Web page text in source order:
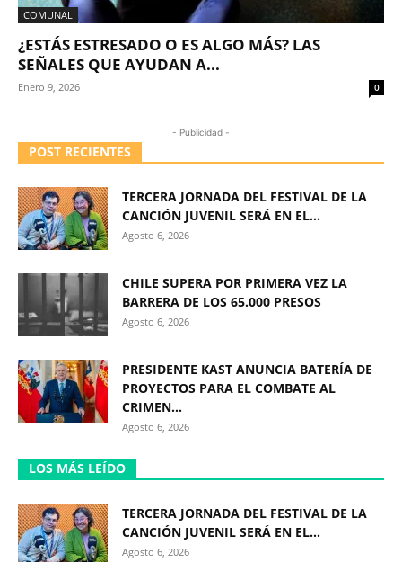
COMUNAL
¿ESTÁS ESTRESADO O ES ALGO MÁS? LAS
SEÑALES QUE AYUDAN A...
Enero 9, 2026 0
- Publicidad -
POST RECIENTES
TERCERA JORNADA DEL FESTIVAL DE LA
CANCIÓN JUVENIL SERÁ EN EL...
Agosto 6, 2026
CHILE SUPERA POR PRIMERA VEZ LA
BARRERA DE LOS 65.000 PRESOS
Agosto 6, 2026
PRESIDENTE KAST ANUNCIA BATERÍA DE
PROYECTOS PARA EL COMBATE AL
CRIMEN...
Agosto 6, 2026
LOS MÁS LEÍDO
TERCERA JORNADA DEL FESTIVAL DE LA
CANCIÓN JUVENIL SERÁ EN EL...
Agosto 6, 2026